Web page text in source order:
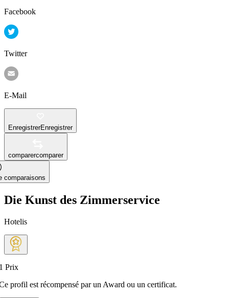
Facebook
Twitter
E-Mail
EnregistrerEnregistrer
comparercomparer
comparaisons
Die Kunst des Zimmerservice
Hotelis
Prix
profil est récompensé par un Award ou un certificat.